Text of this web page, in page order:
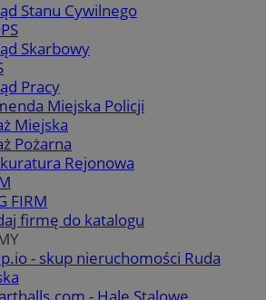
Stanu Cywilnego
Skarbowy
Pracy
Miejska Policji
Miejska
Pożarna
Rejonowa
FIRM
firmę do katalogu
- skup nieruchomości Ruda